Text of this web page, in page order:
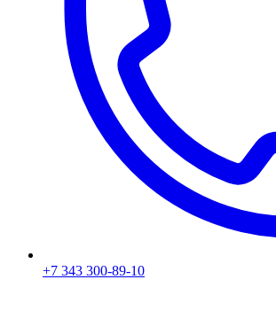
+7 343 300-89-10